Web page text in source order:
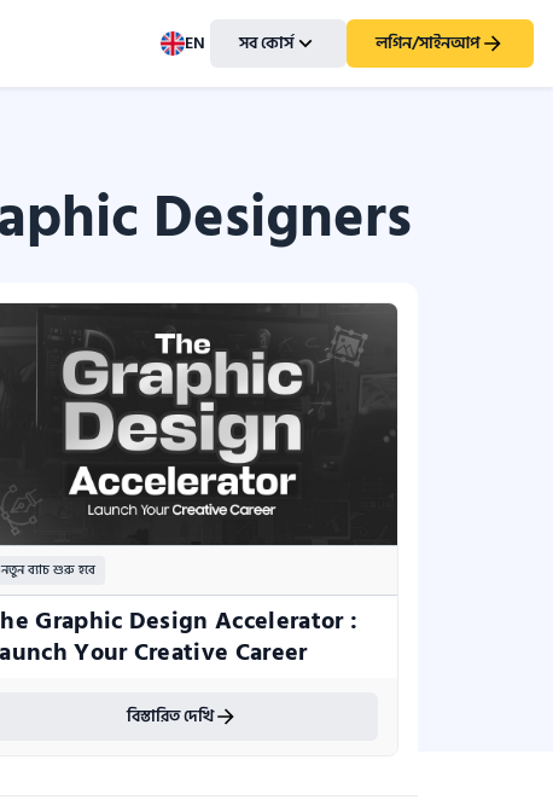
EN সব কোর্স লগিন/সাইনআপ
Designers
নতুন ব্যাচ শুরু হবে
Graphic Design Accelerator :
Your Creative Career
বিস্তারিত দেখি